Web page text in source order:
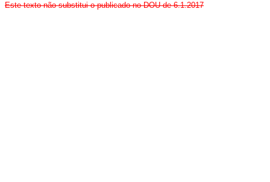
Este texto não substitui o publicado no DOU de 6.1.2017